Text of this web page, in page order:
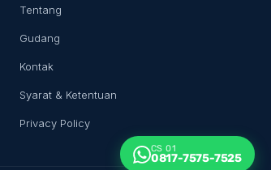
Tentang
Gudang
Kontak
Syarat & Ketentuan
Privacy Policy
CS 01
0817-7575-7525